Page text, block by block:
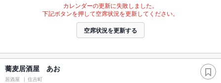
カレンダーの更新に失敗しました。
下記ボタンを押して空席状況を更新してください。
空席状況を更新する
蕎麦居酒屋 あお
居酒屋 住吉町